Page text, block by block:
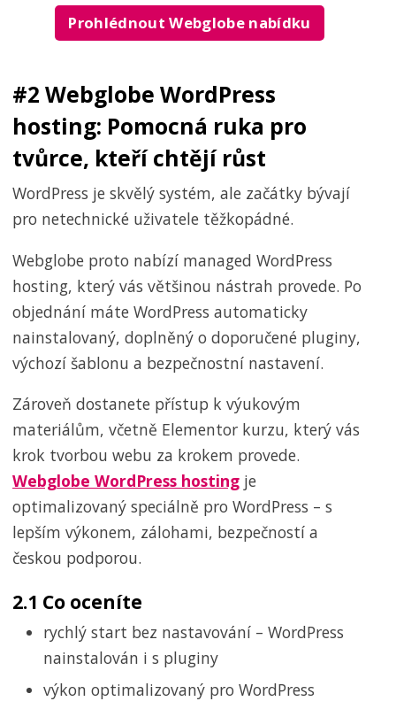
Prohlédnout Webglobe nabídku
#2 Webglobe WordPress
hosting: Pomocná ruka pro
tvůrce, kteří chtějí růst
WordPress je skvělý systém, ale začátky bývají
pro netechnické uživatele těžkopádné.
Webglobe proto nabízí managed WordPress
hosting, který vás většinou nástrah provede. Po
objednání máte WordPress automaticky
nainstalovaný, doplněný o doporučené pluginy,
výchozí šablonu a bezpečnostní nastavení.
Zároveň dostanete přístup k výukovým
materiálům, včetně Elementor kurzu, který vás
krok tvorbou webu za krokem provede.
Webglobe WordPress hosting je
optimalizovaný speciálně pro WordPress – s
lepším výkonem, zálohami, bezpečností a
českou podporou.
2.1 Co oceníte
rychlý start bez nastavování – WordPress
nainstalován i s pluginy
výkon optimalizovaný pro WordPress